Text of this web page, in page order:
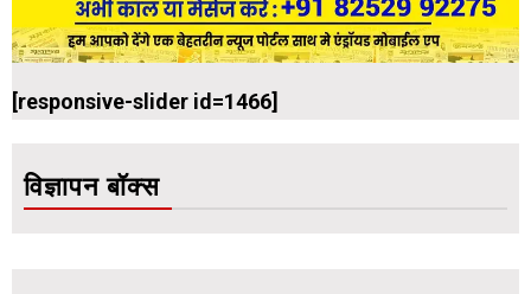
[responsive-slider id=1466]
विज्ञापन बॉक्स